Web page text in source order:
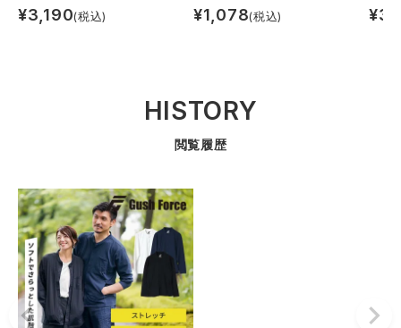
¥3,190(税込) ¥1,078(税込) ¥
HISTORY
閲覧履歴